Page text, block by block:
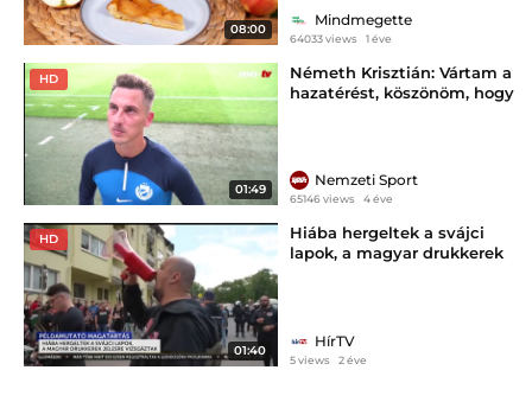
08:00
Mindmegette
64033 views 1 éve
HD
01:49
Németh Krisztián: Vártam a
hazatérést, köszönöm, hogy
Nemzeti Sport
65146 views 4 éve
HD
01:40
Hiába hergeltek a svájci
lapok, a magyar drukkerek
HírTV
5 views 2 éve